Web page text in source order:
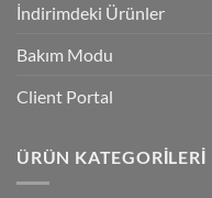
İndirimdeki Ürünler
Bakım Modu
Client Portal
ÜRÜN KATEGORILERI